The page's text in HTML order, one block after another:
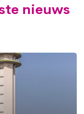
nieuws